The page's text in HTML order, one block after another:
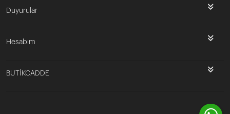
Duyurular
Hesabım
BUTİKCADDE